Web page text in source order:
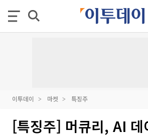
이투데이 마켓 특징주
[특징주] 머큐리, AI 데